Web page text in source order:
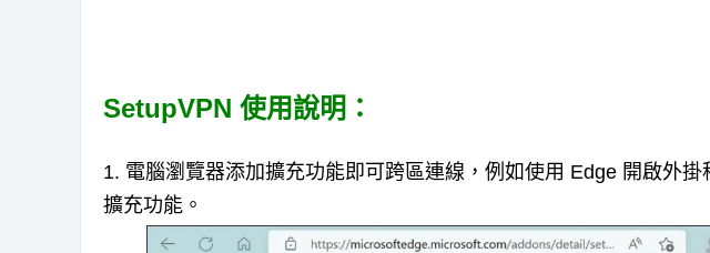
SetupVPN 使用說明：
1. 電腦瀏覽器添加擴充功能即可跨區連線，例如使用 Edge 開啟外
擴充功能。